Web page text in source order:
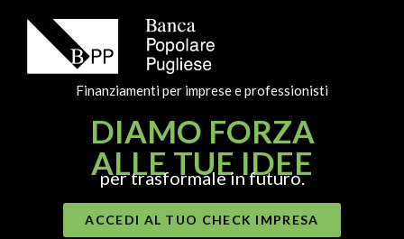
Finanziamenti per imprese e professionisti
DIAMO FORZA
ALLE TUE IDEE
per trasformale in futuro.
ACCEDI AL TUO CHECK IMPRESA